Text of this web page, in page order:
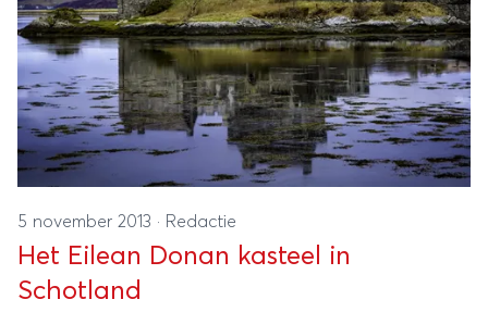
5 november 2013 · Redactie
Het Eilean Donan kasteel in
Schotland